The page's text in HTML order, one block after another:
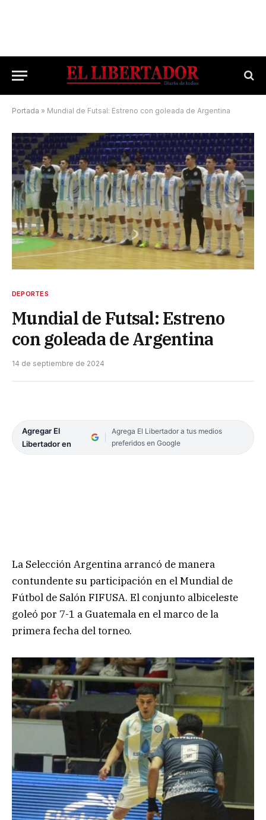
Portada » Mundial de Futsal: Estreno con goleada de Argentina
DEPORTES
Mundial de Futsal: Estreno
con goleada de Argentina
14 de septiembre de 2024
Agregar El
Libertador en
Agrega El Libertador a tus medios
preferidos en Google
La Selección Argentina arrancó de manera
contundente su participación en el Mundial de
Fútbol de Salón FIFUSA. El conjunto albiceleste
goleó por 7-1 a Guatemala en el marco de la
primera fecha del torneo.